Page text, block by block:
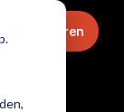
Abonneren